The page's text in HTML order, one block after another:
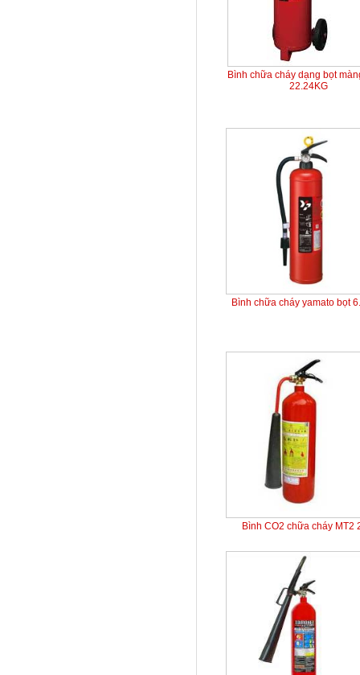
Bình chữa cháy dạng bọt
22.24KG
Bình chữa cháy yamato bọt
Bình CO2 chữa cháy MT2